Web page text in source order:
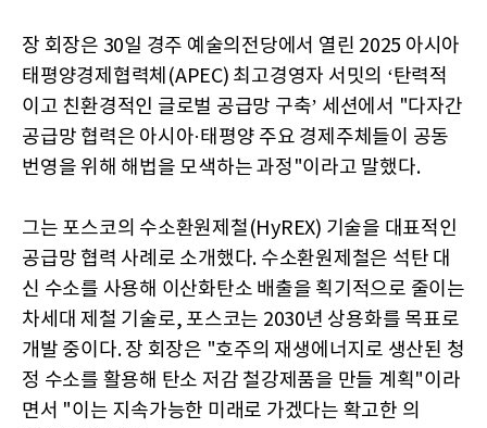
장 회장은 30일 경주 예술의전당에서 열린 2025 아시아
태평양경제협력체(APEC) 최고경영자 서밋의 ‘탄력적
이고 친환경적인 글로벌 공급망 구축’ 세션에서 "다자간
공급망 협력은 아시아·태평양 주요 경제주체들이 공동
번영을 위해 해법을 모색하는 과정"이라고 말했다.
그는 포스코의 수소환원제철(HyREX) 기술을 대표적인
공급망 협력 사례로 소개했다. 수소환원제철은 석탄 대
신 수소를 사용해 이산화탄소 배출을 획기적으로 줄이는
차세대 제철 기술로, 포스코는 2030년 상용화를 목표로
개발 중이다. 장 회장은 "호주의 재생에너지로 생산된 청
정 수소를 활용해 탄소 저감 철강제품을 만들 계획"이라
면서 "이는 지속가능한 미래로 가겠다는 확고한 의